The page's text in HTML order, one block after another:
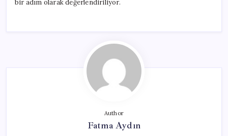
bir adım olarak değerlendiriliyor.
Author
Fatma Aydın